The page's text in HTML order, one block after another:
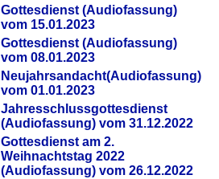
Gottesdienst (Audiofassung)
vom 15.01.2023
Gottesdienst (Audiofassung)
vom 08.01.2023
Neujahrsandacht(Audiofassung)
vom 01.01.2023
Jahresschlussgottesdienst
(Audiofassung) vom 31.12.2022
Gottesdienst am 2.
Weihnachtstag 2022
(Audiofassung) vom 26.12.2022